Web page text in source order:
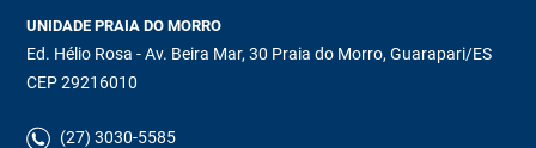
UNIDADE PRAIA DO MORRO
Ed. Hélio Rosa - Av. Beira Mar, 30 Praia do Morro, Guarapari/ES
CEP 29216010
(27) 3030-5585